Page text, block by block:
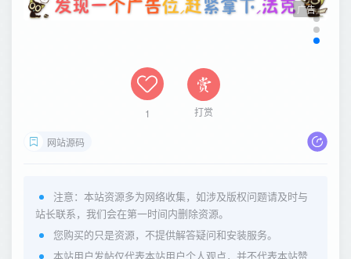
广告
1 打赏
网站源码
注意：本站资源多为网络收集，如涉及版权问题请及时与
站长联系，我们会在第一时间内删除资源。
您购买的只是资源，不提供解答疑问和安装服务。
本站用户发帖仅代表本站用户个人观点，并不代表本站赞